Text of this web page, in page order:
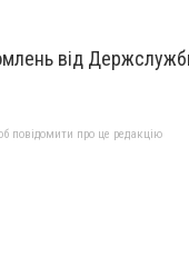
від Держслужби
повідомити про це редакцію